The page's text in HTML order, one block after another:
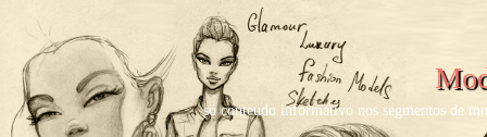
só conteudo informativo nos segmentos de